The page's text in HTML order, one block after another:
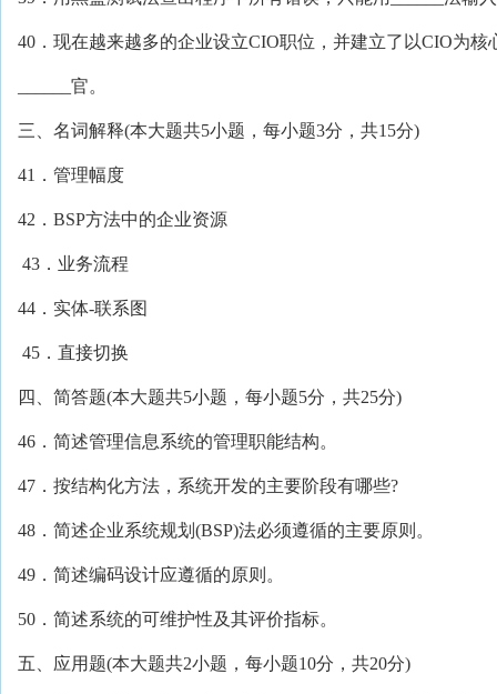
40．现在越来越多的企业设立CIO职位，并建立了以CIO为
______官。
三、名词解释(本大题共5小题，每小题3分，共15分)
41．管理幅度
42．BSP方法中的企业资源
43．业务流程
44．实体-联系图
45．直接切换
四、简答题(本大题共5小题，每小题5分，共25分)
46．简述管理信息系统的管理职能结构。
47．按结构化方法，系统开发的主要阶段有哪些?
48．简述企业系统规划(BSP)法必须遵循的主要原则。
49．简述编码设计应遵循的原则。
50．简述系统的可维护性及其评价指标。
五、应用题(本大题共2小题，每小题10分，共20分)